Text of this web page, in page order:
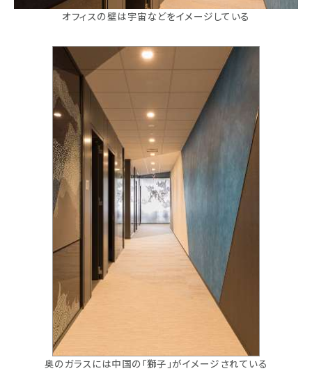
オフィスの壁は宇宙などをイメージしている
奥のガラスには中国の「獅子」がイメージされている